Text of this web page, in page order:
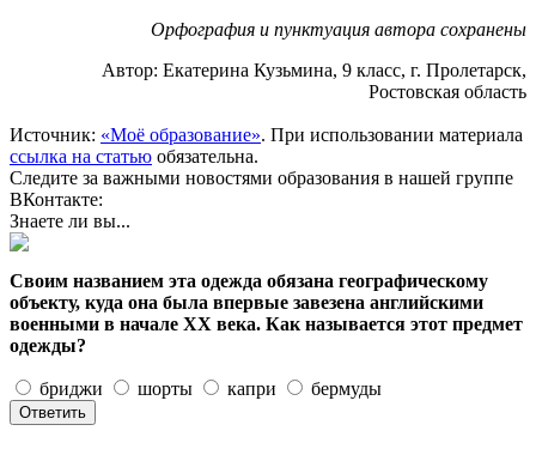
Орфография и пунктуация автора сохранены
Автор: Екатерина Кузьмина, 9 класс, г. Пролетарск,
Ростовская область
Источник: «Моё образование». При использовании материала
ссылка на статью обязательна.
Следите за важными новостями образования в нашей группе
ВКонтакте:
Знаете ли вы...
Своим названием эта одежда обязана географическому
объекту, куда она была впервые завезена английскими
военными в начале XX века. Как называется этот предмет
одежды?
бриджи шорты капри бермуды